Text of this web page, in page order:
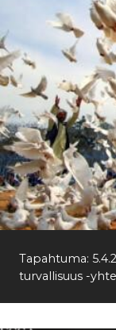
Tapahtuma:
turvallisuus -